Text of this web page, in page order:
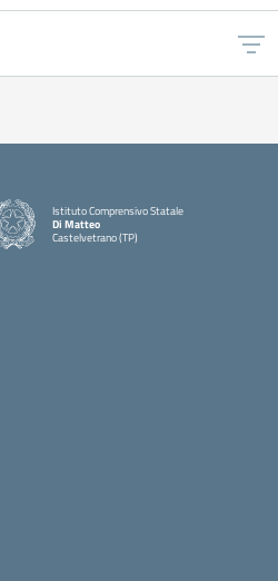
Istituto Comprensivo Statale
Di Matteo
Castelvetrano (TP)